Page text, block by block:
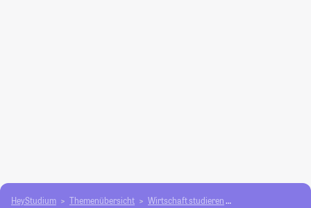
HeyStudium Themenübersicht Wirtschaft studieren